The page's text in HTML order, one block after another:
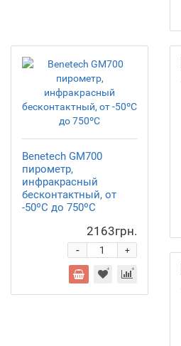
Benetech GM700
пирометр,
инфракрасный
бесконтактный, от
-50ºC до 750ºC
2163грн.
+
-